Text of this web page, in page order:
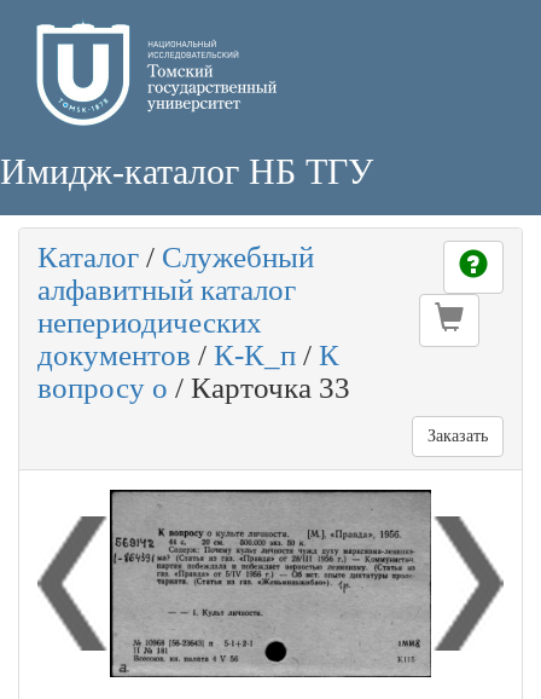
Имидж-каталог НБ ТГУ
Каталог / Служебный
алфавитный каталог
непериодических
документов / К-К_п / К
вопросу о / Карточка 33
Заказать